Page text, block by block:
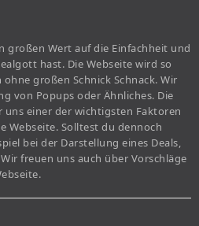
großen Wert auf die Einfachheit und
hast. Die Webseite wird so
großen Schnick Schnack. Wir
von Popups oder Ähnliches. Die
einer der wichtigsten Faktoren
Webseite. Solltest du dennoch
bei der Darstellung eines Deals,
freuen uns auch über Vorschläge